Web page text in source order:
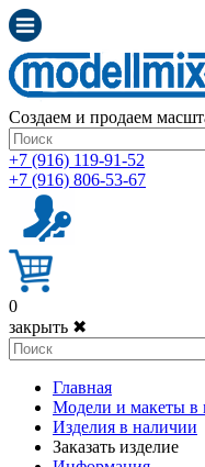
Создаем и продаем
+7 (916) 119-91-52
+7 (916) 806-53-67
0
закрыть ✖
Главная
Модели и макеты в
Изделия в наличии
Заказать изделие